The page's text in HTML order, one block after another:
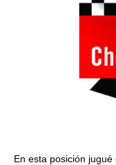
En esta posición